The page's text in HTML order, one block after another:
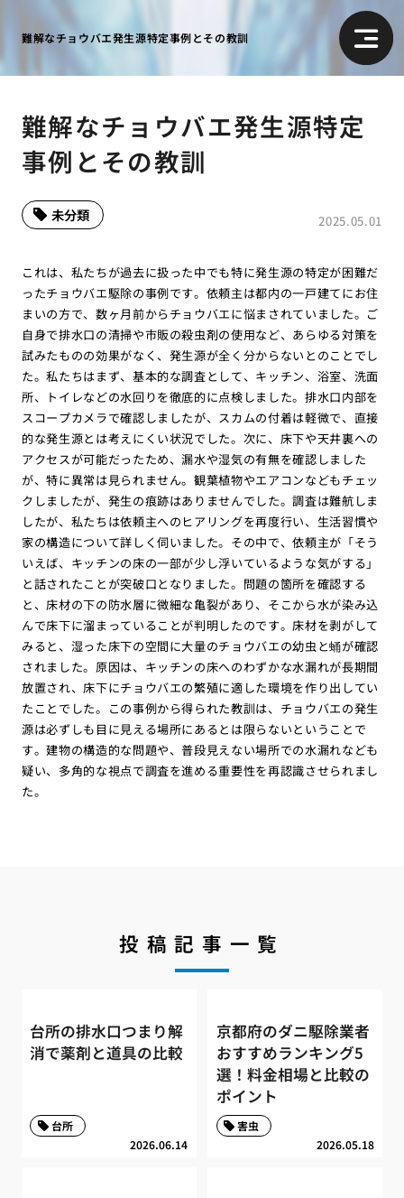
難解なチョウバエ発生源特定事例とその教訓
難解なチョウバエ発生源特定
事例とその教訓
2025.05.01
未分類
これは、私たちが過去に扱った中でも特に発生源の特定が困難だ
ったチョウバエ駆除の事例です。依頼主は都内の一戸建てにお住
まいの方で、数ヶ月前からチョウバエに悩まされていました。ご
自身で排水口の清掃や市販の殺虫剤の使用など、あらゆる対策を
試みたものの効果がなく、発生源が全く分からないとのことでし
た。私たちはまず、基本的な調査として、キッチン、浴室、洗面
所、トイレなどの水回りを徹底的に点検しました。排水口内部を
スコープカメラで確認しましたが、スカムの付着は軽微で、直接
的な発生源とは考えにくい状況でした。次に、床下や天井裏への
アクセスが可能だったため、漏水や湿気の有無を確認しました
が、特に異常は見られません。観葉植物やエアコンなどもチェッ
クしましたが、発生の痕跡はありませんでした。調査は難航しま
したが、私たちは依頼主へのヒアリングを再度行い、生活習慣や
家の構造について詳しく伺いました。その中で、依頼主が「そう
いえば、キッチンの床の一部が少し浮いているような気がする」
と話されたことが突破口となりました。問題の箇所を確認する
と、床材の下の防水層に微細な亀裂があり、そこから水が染み込
んで床下に溜まっていることが判明したのです。床材を剥がして
みると、湿った床下の空間に大量のチョウバエの幼虫と蛹が確認
されました。原因は、キッチンの床へのわずかな水漏れが長期間
放置され、床下にチョウバエの繁殖に適した環境を作り出してい
たことでした。この事例から得られた教訓は、チョウバエの発生
源は必ずしも目に見える場所にあるとは限らないということで
す。建物の構造的な問題や、普段見えない場所での水漏れなども
疑い、多角的な視点で調査を進める重要性を再認識させられまし
た。
投稿記事一覧
台所の排水口つまり解
消で薬剤と道具の比較
2026.06.14
台所
京都府のダニ駆除業者
おすすめランキング5
選！料金相場と比較の
ポイント
2026.05.18
害虫